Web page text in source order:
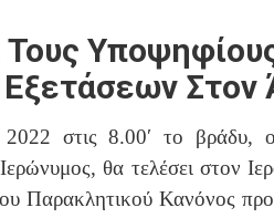
Τους
Στον
στις 8.00′ το βράδυ, ο
θα τελέσει στον
Παρακλητικού Κανόνος